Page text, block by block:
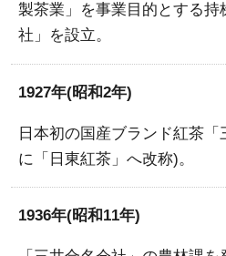
製茶業」を事業目的とする持
社」を設立。
1927年(昭和2年)
日本初の国産ブランド紅茶
に「日東紅茶」へ改称)。
1936年(昭和11年)